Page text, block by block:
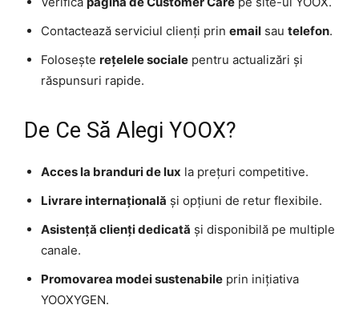
Contactează serviciul clienți prin email sau telefon.
Folosește rețelele sociale pentru actualizări și
răspunsuri rapide.
De Ce Să Alegi YOOX?
Acces la branduri de lux la prețuri competitive.
Livrare internațională și opțiuni de retur flexibile.
Asistență clienți dedicată și disponibilă pe multiple
canale.
Promovarea modei sustenabile prin inițiativa
YOOXYGEN.